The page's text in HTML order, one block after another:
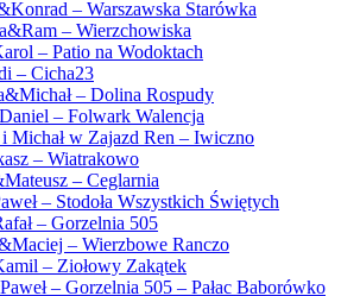
– Warszawska Starówka
– Wierzchowiska
– Patio na Wodoktach
– Cicha23
– Dolina Rospudy
– Folwark Walencja
Michał w Zajazd Ren – Iwiczno
– Wiatrakowo
– Ceglarnia
– Stodoła Wszystkich Świętych
– Gorzelnia 505
– Wierzbowe Ranczo
– Ziołowy Zakątek
– Gorzelnia 505 – Pałac Baborówko